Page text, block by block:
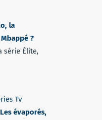
la
?
série Élite,
Tv
évaporés,